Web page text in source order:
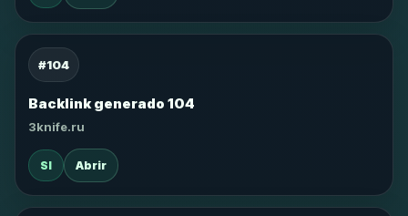
#104
Backlink generado 104
3knife.ru
SI Abrir